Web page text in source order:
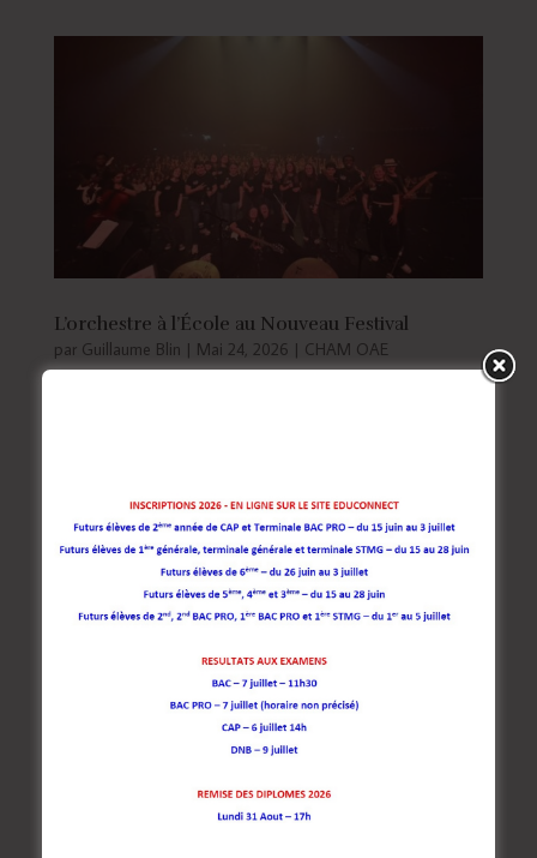
L’orchestre à l’École au Nouveau Festival
par Guillaume Blin | Mai 24, 2026 | CHAM OAE
assuré une ambiance festive !!! ...
Articles récents
Concert : Mardi 30 Juin à La Naute
Tournoi de Mathématiques du Limousin
Inter CVC – Jeudi 7 mai 2026